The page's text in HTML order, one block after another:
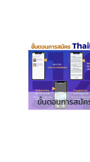
ขั้นตอนการสมัค